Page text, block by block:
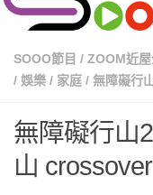
SOOO節目 / ZOOM近
/ 娛樂 / 家庭 / 無障礙行
無障礙行山
山